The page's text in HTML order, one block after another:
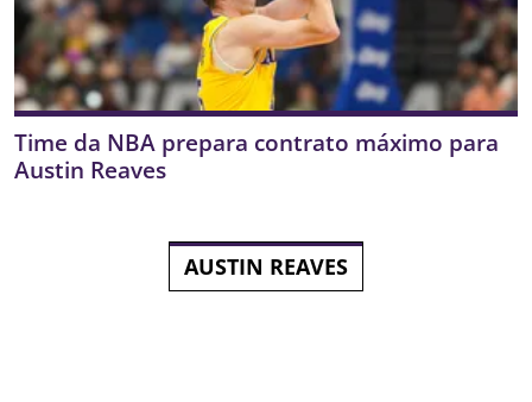
Time da NBA prepara contrato máximo para
Austin Reaves
AUSTIN REAVES